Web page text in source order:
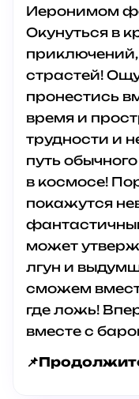
Иеронимом
Окунуться в
страстей!
пронестись
время и
трудности и
путь
в космосе!
покажутся
может
лгун и
сможем
где ложь!
вместе с